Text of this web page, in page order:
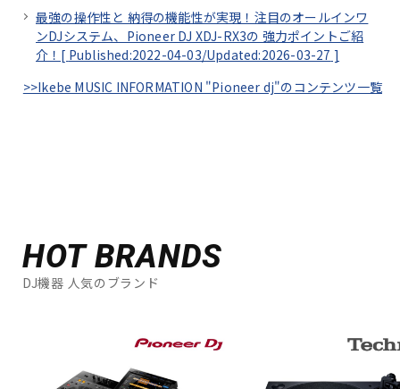
最強の操作性と 納得の機能性が実現！注目のオールインワ
ンDJシステム、Pioneer DJ XDJ-RX3の 強力ポイントご紹
介！[ Published:2022-04-03/Updated:2026-03-27 ]
>>Ikebe MUSIC INFORMATION "Pioneer dj"のコンテンツ一覧
HOT BRANDS
DJ機器 人気のブランド